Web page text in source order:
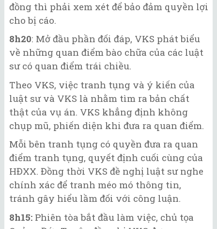
đồng thì phải xem xét để bảo đảm quyền lợi
cho bị cáo.
8h20: Mở đầu phần đối đáp, VKS phát biểu
về những quan điểm bào chữa của các luật
sư có quan điểm trái chiều.
Theo VKS, việc tranh tụng và ý kiến của
luật sư và VKS là nhằm tìm ra bản chất
thật của vụ án. VKS khẳng định không
chụp mũ, phiến diện khi đưa ra quan điểm.
Mỗi bên tranh tụng có quyền đưa ra quan
điểm tranh tụng, quyết định cuối cùng của
HĐXX. Đồng thời VKS đề nghị luật sư nghe
chính xác để tranh méo mó thông tin,
tránh gây hiểu lầm đối với công luận.
8h15: Phiên tòa bắt đầu làm việc, chủ tọa